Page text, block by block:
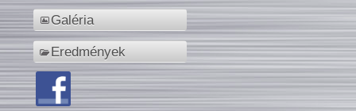
Galéria
Eredmények